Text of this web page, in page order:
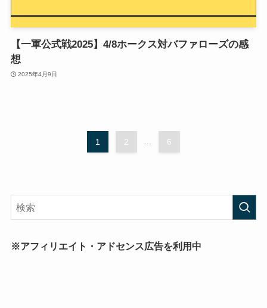
【一軍公式戦2025】4/8ホークス対バファローズの感
想
2025年4月9日
1 2 ... 6
※アフィリエイト・アドセンス広告を利用中